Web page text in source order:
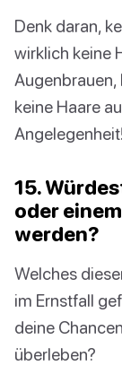
Denk daran,
wirklich keine
Augenbrauen,
keine Haare
15.
oder
werden?
Welches
im Ernstfall
deine
überleben?